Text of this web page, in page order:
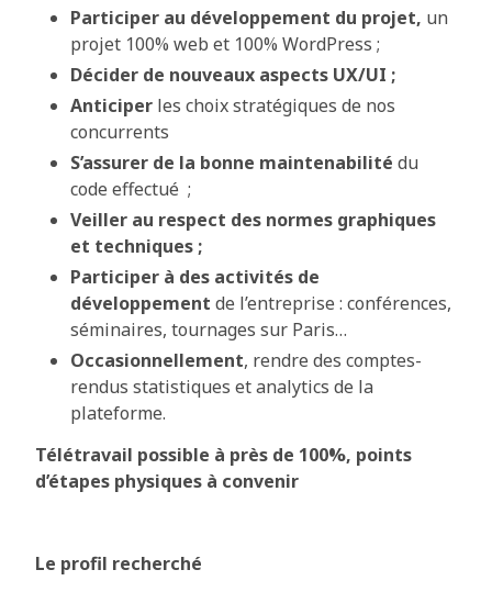
Participer au développement du projet, un
projet 100% web et 100% WordPress ;
Décider de nouveaux aspects UX/UI ;
Anticiper les choix stratégiques de nos
concurrents
S’assurer de la bonne maintenabilité du
code effectué ;
Veiller au respect des normes graphiques
et techniques ;
Participer à des activités de
développement de l’entreprise : conférences,
séminaires, tournages sur Paris…
Occasionnellement, rendre des comptes-
rendus statistiques et analytics de la
plateforme.
Télétravail possible à près de 100%, points
d’étapes physiques à convenir
Le profil recherché